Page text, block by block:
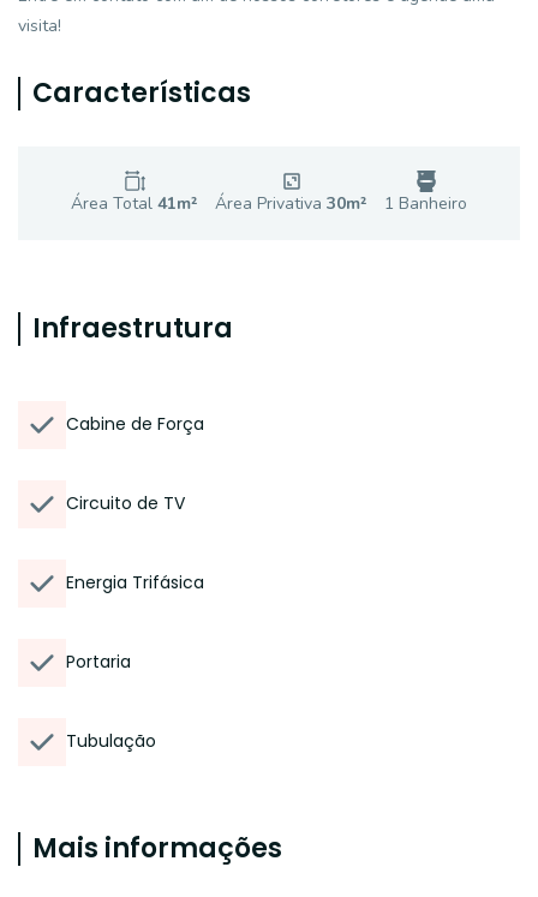
visita!
Características
Área Total 41m² Área Privativa 30m² 1 Banheiro
Infraestrutura
Cabine de Força
Circuito de TV
Energia Trifásica
Portaria
Tubulação
Mais informações